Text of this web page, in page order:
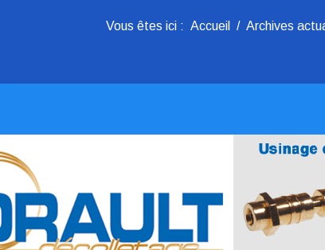
Vous êtes ici : Accueil Archives